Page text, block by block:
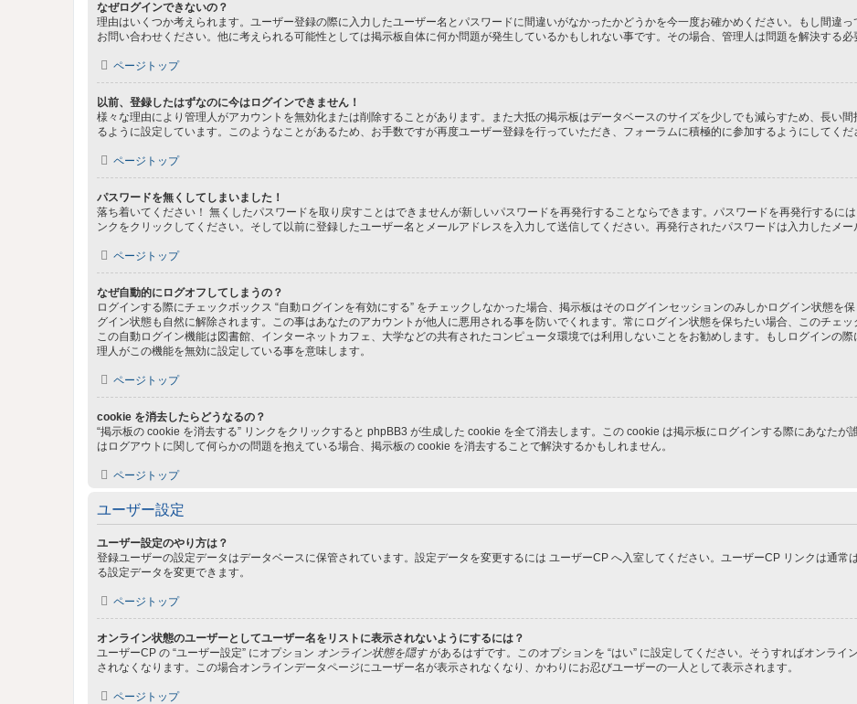
なぜログインできないの？
理由はいくつか考えられます。ユーザー登録の際に入力したユーザー名とパスワードに間違いがなかったかどうかを今一度お確かめください。もし間違
お問い合わせください。他に考えられる可能性としては掲示板自体に何か問題が発生しているかもしれない事です。その場合、管理人は問題を解決する必
ページトップ
以前、登録したはずなのに今はログインできません！
様々な理由により管理人がアカウントを無効化または削除することがあります。また大抵の掲示板はデータベースのサイズを少しでも減らすため、長い
るように設定しています。このようなことがあるため、お手数ですが再度ユーザー登録を行っていただき、フォーラムに積極的に参加するようにしてくだ
ページトップ
パスワードを無くしてしまいました！
落ち着いてください！ 無くしたパスワードを取り戻すことはできませんが新しいパスワードを再発行することならできます。パスワードを再発行するに
ンクをクリックしてください。そして以前に登録したユーザー名とメールアドレスを入力して送信してください。再発行されたパスワードは入力したメー
ページトップ
なぜ自動的にログオフしてしまうの？
ログインする際にチェックボックス “自動ログインを有効にする” をチェックしなかった場合、掲示板はそのログインセッションのみしかログイン状態を
グイン状態も自然に解除されます。この事はあなたのアカウントが他人に悪用される事を防いでくれます。常にログイン状態を保ちたい場合、このチェ
この自動ログイン機能は図書館、インターネットカフェ、大学などの共有されたコンピュータ環境では利用しないことをお勧めします。もしログインの
理人がこの機能を無効に設定している事を意味します。
ページトップ
cookie を消去したらどうなるの？
“掲示板の cookie を消去する” リンクをクリックすると phpBB3 が生成した cookie を全て消去します。この cookie は掲示板にログインする際にあなた
はログアウトに関して何らかの問題を抱えている場合、掲示板の cookie を消去することで解決するかもしれません。
ページトップ
ユーザー設定
ユーザー設定のやり方は？
登録ユーザーの設定データはデータベースに保管されています。設定データを変更するには ユーザーCP へ入室してください。ユーザーCP リンクは通
る設定データを変更できます。
ページトップ
オンライン状態のユーザーとしてユーザー名をリストに表示されないようにするには？
ユーザーCP の “ユーザー設定” にオプション オンライン状態を隠すがあるはずです。このオプションを “はい” に設定してください。そうすればオンラ
されなくなります。この場合オンラインデータページにユーザー名が表示されなくなり、かわりにお忍びユーザーの一人として表示されます。
ページトップ